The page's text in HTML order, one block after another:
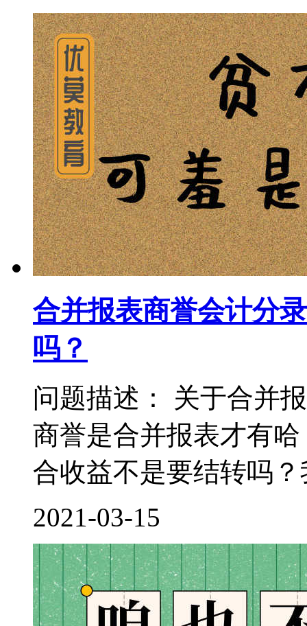
合并报表商誉会计分
吗？
问题描述： 关于合并
商誉是合并报表才有
合收益不是要结转吗
2021-03-15